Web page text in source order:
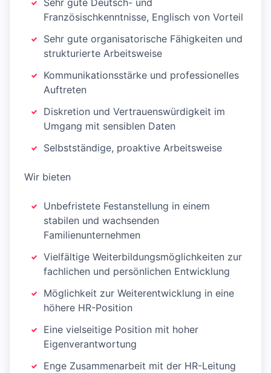
Sehr gute Deutsch- und
Französischkenntnisse, Englisch von Vorteil
Sehr gute organisatorische Fähigkeiten und
strukturierte Arbeitsweise
Kommunikationsstärke und professionelles
Auftreten
Diskretion und Vertrauenswürdigkeit im
Umgang mit sensiblen Daten
Selbstständige, proaktive Arbeitsweise
Wir bieten
Unbefristete Festanstellung in einem
stabilen und wachsenden
Familienunternehmen
Vielfältige Weiterbildungsmöglichkeiten zur
fachlichen und persönlichen Entwicklung
Möglichkeit zur Weiterentwicklung in eine
höhere HR-Position
Eine vielseitige Position mit hoher
Eigenverantwortung
Enge Zusammenarbeit mit der HR-Leitung